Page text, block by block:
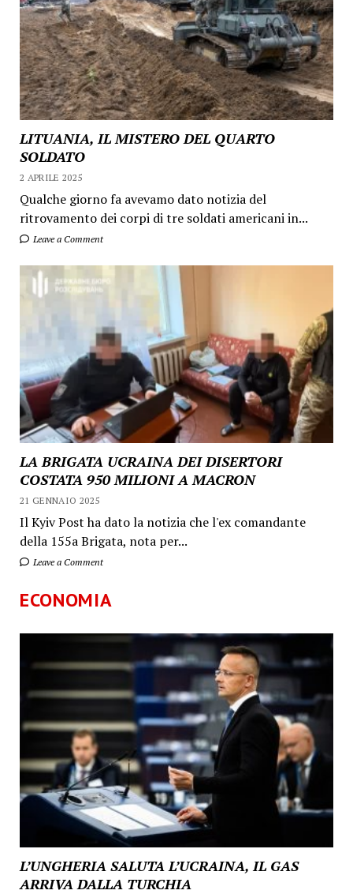
LITUANIA, IL MISTERO DEL QUARTO
SOLDATO
2 APRILE 2025
Qualche giorno fa avevamo dato notizia del
ritrovamento dei corpi di tre soldati americani in...
Leave a Comment
LA BRIGATA UCRAINA DEI DISERTORI
COSTATA 950 MILIONI A MACRON
21 GENNAIO 2025
Il Kyiv Post ha dato la notizia che l'ex comandante
della 155a Brigata, nota per...
Leave a Comment
ECONOMIA
L’UNGHERIA SALUTA L’UCRAINA, IL GAS
ARRIVA DALLA TURCHIA